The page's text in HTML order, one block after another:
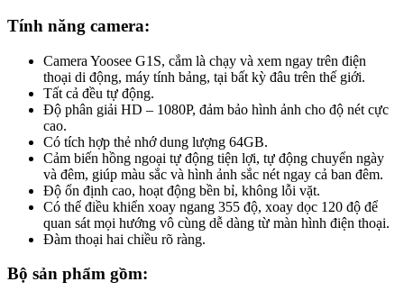
Tính năng camera:
Camera Yoosee G1S, cắm là chạy và xem ngay trên điện
thoại di động, máy tính bảng, tại bất kỳ đâu trên thế giới.
Tất cả đều tự động.
Độ phân giải HD – 1080P, đảm bảo hình ảnh cho độ nét cực
cao.
Có tích hợp thẻ nhớ dung lượng 64GB.
Cảm biến hồng ngoại tự động tiện lợi, tự động chuyển ngày
và đêm, giúp màu sắc và hình ảnh sắc nét ngay cả ban đêm.
Độ ổn định cao, hoạt động bền bỉ, không lỗi vặt.
Có thể điều khiển xoay ngang 355 độ, xoay dọc 120 độ để
quan sát mọi hướng vô cùng dễ dàng từ màn hình điện thoại.
Đàm thoại hai chiều rõ ràng.
Bộ sản phẩm gồm: